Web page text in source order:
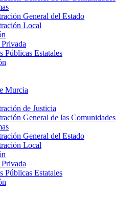
General del Estado
Local
Públicas Estatales
Murcia
de Justicia
General de las Comunidades
General del Estado
Local
Públicas Estatales